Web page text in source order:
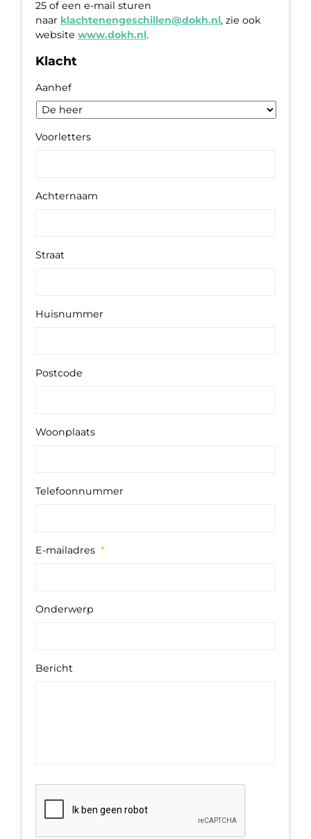
25 of een e-mail sturen
naar klachtenengeschillen@dokh.nl, zie ook
website www.dokh.nl.
Klacht
Aanhef
Voorletters
Achternaam
Straat
Huisnummer
Postcode
Woonplaats
Telefoonnummer
E-mailadres *
Onderwerp
Bericht